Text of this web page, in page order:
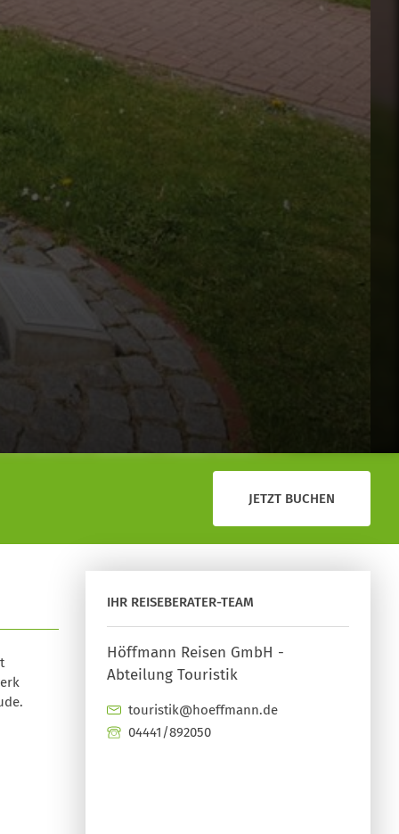
JETZT BUCHEN
IHR REISEBERATER-TEAM
Höffmann Reisen GmbH -
Abteilung Touristik
touristik@hoeffmann.de
04441/892050